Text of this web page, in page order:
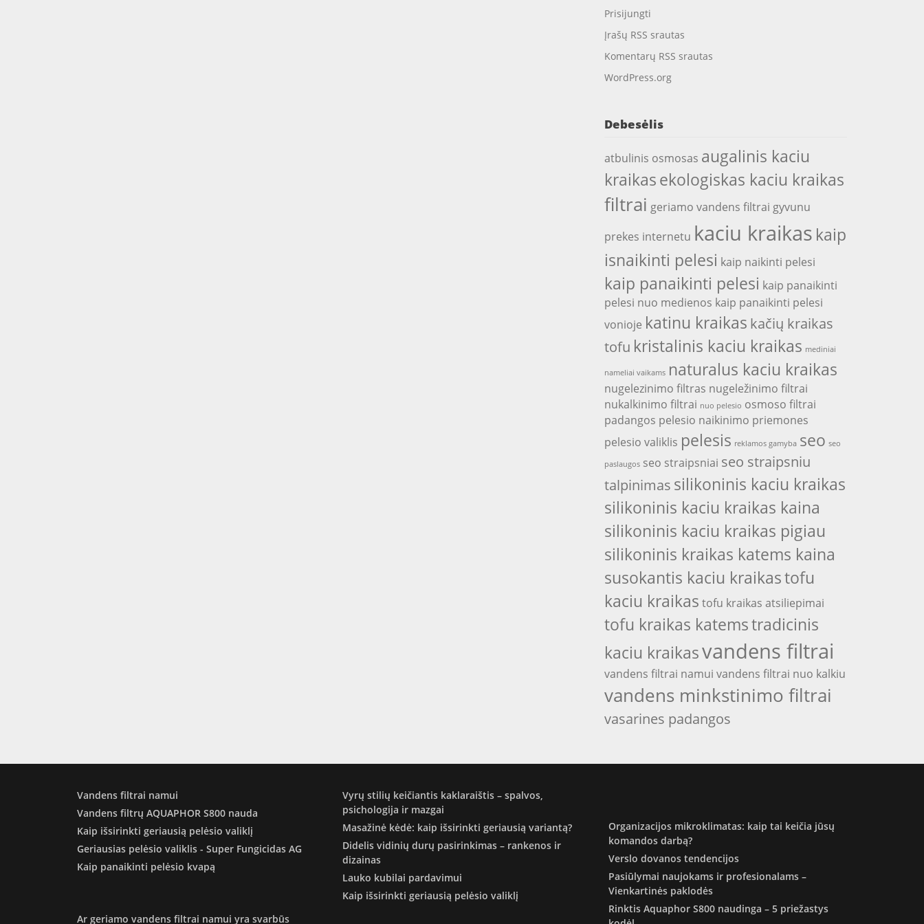
Prisijungti
Įrašų RSS srautas
Komentarų RSS srautas
WordPress.org
Debesėlis
atbulinis osmosas augalinis kaciu
kraikasekologiskas kaciu kraikas
filtrai geriamo vandens filtrai gyvunu
prekes internetu kaciu kraikas kaip
isnaikinti pelesi kaip naikinti pelesi
kaip panaikinti pelesi kaip panaikinti
pelesi nuo medienos kaip panaikinti pelesi
vonioje katinu kraikas kačių kraikas
tofu kristalinis kaciu kraikas mediniai
nameliai vaikams naturalus kaciu kraikas
nugelezinimo filtras nugeležinimo filtrai
nukalkinimo filtrai nuo pelesio osmoso filtrai
padangos pelesio naikinimo priemones
pelesio valiklis pelesis reklamos gamyba seo seo
paslaugos seo straipsniai seo straipsniu
talpinimas silikoninis kaciu kraikas
silikoninis kaciu kraikas kaina
silikoninis kaciu kraikas pigiau
silikoninis kraikas katems kaina
susokantis kaciu kraikastofu
kaciu kraikas tofu kraikas atsiliepimai
tofu kraikas katemstradicinis
kaciu kraikasvandens filtrai
vandens filtrai namui vandens filtrai nuo kalkiu
vandens minkstinimo filtrai
vasarines padangos
Vandens filtrai namui
Vandens filtrų AQUAPHOR S800 nauda
Kaip išsirinkti geriausią pelėsio valiklį
Geriausias pelėsio valiklis - Super Fungicidas AG
Kaip panaikinti pelėsio kvapą
Ar geriamo vandens filtrai namui yra svarbūs
Vyrų stilių keičiantis kaklaraištis – spalvos,
psichologija ir mazgai
Masažinė kėdė: kaip išsirinkti geriausią variantą?
Didelis vidinių durų pasirinkimas – rankenos ir
dizainas
Lauko kubilai pardavimui
Kaip išsirinkti geriausią pelėsio valiklį
Organizacijos mikroklimatas: kaip tai keičia jūsų
komandos darbą?
Verslo dovanos tendencijos
Pasiūlymai naujokams ir profesionalams –
Vienkartinės paklodės
Rinktis Aquaphor S800 naudinga – 5 priežastys